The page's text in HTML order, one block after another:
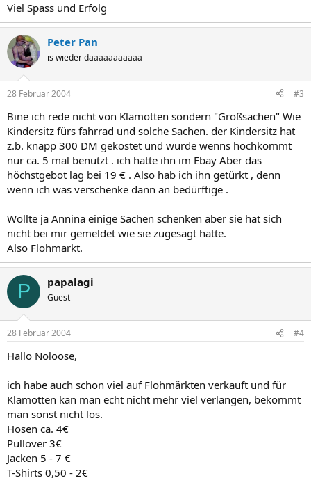
Viel Spass und Erfolg
Peter Pan
is wieder daaaaaaaaaaa
28 Februar 2004 #3
Bine ich rede nicht von Klamotten sondern "Großsachen" Wie
Kindersitz fürs fahrrad und solche Sachen. der Kindersitz hat
z.b. knapp 300 DM gekostet und wurde wenns hochkommt
nur ca. 5 mal benutzt . ich hatte ihn im Ebay Aber das
höchstgebot lag bei 19 € . Also hab ich ihn getürkt , denn
wenn ich was verschenke dann an bedürftige .
Wollte ja Annina einige Sachen schenken aber sie hat sich
nicht bei mir gemeldet wie sie zugesagt hatte.
Also Flohmarkt.
P papalagi
Guest
28 Februar 2004 #4
Hallo Noloose,
ich habe auch schon viel auf Flohmärkten verkauft und für
Klamotten kan man echt nicht mehr viel verlangen, bekommt
man sonst nicht los.
Hosen ca. 4€
Pullover 3€
Jacken 5 - 7 €
T-Shirts 0,50 - 2€